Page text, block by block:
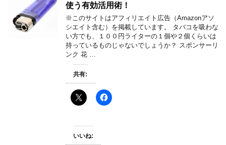
使う有効活用術！
※このサイトはアフィリエイト広告（Amazonアソ
シエイト含む）を掲載しています。 タバコを吸わな
い方でも、１００円ライターの１個や２個くらいは
持っているものじゃないでしょうか？ スポンサーリ
ンク 花 …
共有:
いいね: